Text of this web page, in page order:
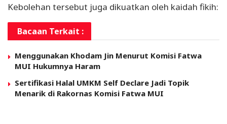
Kebolehan tersebut juga dikuatkan oleh kaidah fikih:
Bacaan Terkait :
Menggunakan Khodam Jin Menurut Komisi Fatwa
MUI Hukumnya Haram
Sertifikasi Halal UMKM Self Declare Jadi Topik
Menarik di Rakornas Komisi Fatwa MUI